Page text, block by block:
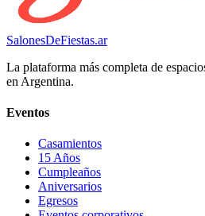
SalonesDeFiestas.ar
La plataforma más completa de
en Argentina.
Eventos
Casamientos
15 Años
Cumpleaños
Aniversarios
Egresos